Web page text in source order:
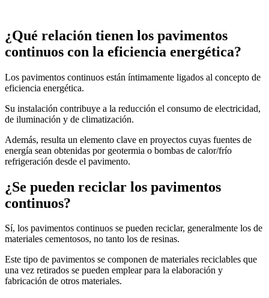
¿Qué relación tienen los pavimentos
continuos con la eficiencia energética?
Los pavimentos continuos están íntimamente ligados al concepto de
eficiencia energética.
Su instalación contribuye a la reducción el consumo de electricidad,
de iluminación y de climatización.
Además, resulta un elemento clave en proyectos cuyas fuentes de
energía sean obtenidas por geotermia o bombas de calor/frío
refrigeración desde el pavimento.
¿Se pueden reciclar los pavimentos
continuos?
Sí, los pavimentos continuos se pueden reciclar, generalmente los de
materiales cementosos, no tanto los de resinas.
Este tipo de pavimentos se componen de materiales reciclables que
una vez retirados se pueden emplear para la elaboración y
fabricación de otros materiales.